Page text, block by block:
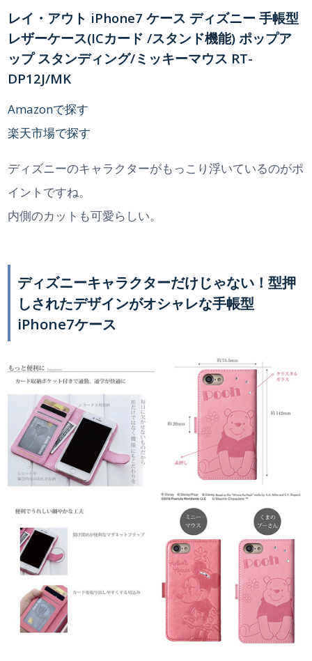
レイ・アウト iPhone7 ケース ディズニー 手帳型
レザーケース(ICカード /スタンド機能) ポップア
ップ スタンディング/ミッキーマウス RT-
DP12J/MK
Amazonで探す
楽天市場で探す
ディズニーのキャラクターがもっこり浮いているのがポ
イントですね。
内側のカットも可愛らしい。
ディズニーキャラクターだけじゃない！型押
しされたデザインがオシャレな手帳型
iPhone7ケース